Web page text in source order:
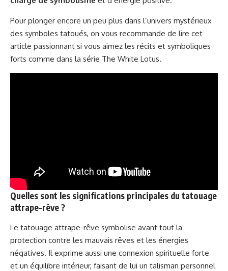
Pour plonger encore un peu plus dans l’univers mystérieux
des symboles tatoués, on vous recommande de lire cet
article passionnant si vous aimez les récits et symboliques
forts comme dans la série The White Lotus.
Quelles sont les significations principales du tatouage
attrape-rêve ?
Le tatouage attrape-rêve symbolise avant tout la
protection contre les mauvais rêves et les énergies
négatives. Il exprime aussi une connexion spirituelle forte
et un équilibre intérieur, faisant de lui un talisman personnel